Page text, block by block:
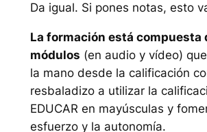
Da igual. Si pones notas, esto
La formación está compuesta
módulos (en audio y vídeo)
la mano desde la calificación
resbaladizo a utilizar la
EDUCAR en mayúsculas y
esfuerzo y la autonomía.